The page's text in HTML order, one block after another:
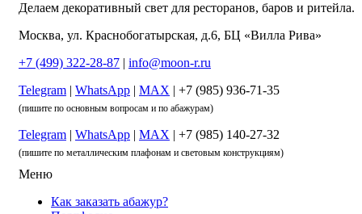
Делаем декоративный свет для ресторанов, баров и ритейла.
Москва, ул. Краснобогатырская, д.6, БЦ «Вилла Рива»
+7 (499) 322-28-87 | info@moon-r.ru
Telegram | WhatsApp | MAX | +7 (985) 936-71-35
(пишите по основным вопросам и по абажурам)
Telegram | WhatsApp | MAX | +7 (985) 140-27-32
(пишите по металлическим плафонам и световым конструкциям)
Меню
Как заказать абажур?